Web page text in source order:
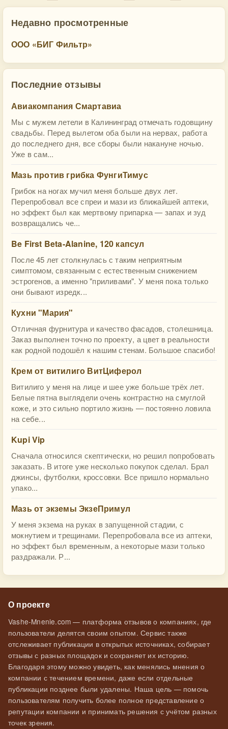
Недавно просмотренные
ООО «БИГ Фильтр»
Последние отзывы
Авиакомпания Смартавиа
Мы с мужем летели в Калининград отмечать годовщину
свадьбы. Перед вылетом оба были на нервах, работа
до последнего дня, все сборы были накануне ночью.
Уже в сам...
Мазь против грибка ФунгиТимус
Грибок на ногах мучил меня больше двух лет.
Перепробовал все спреи и мази из ближайшей аптеки,
но эффект был как мертвому припарка — запах и зуд
возвращались че...
Be First Beta-Alanine, 120 капсул
После 45 лет столкнулась с таким неприятным
симптомом, связанным с естественным снижением
эстрогенов, а именно "приливами". У меня пока только
они бывают изредк...
Кухни "Мария"
Отличная фурнитура и качество фасадов, столешница.
Заказ выполнен точно по проекту, а цвет в реальности
как родной подошёл к нашим стенам. Большое спасибо!
Крем от витилиго ВитЦиферол
Витилиго у меня на лице и шее уже больше трёх лет.
Белые пятна выглядели очень контрастно на смуглой
коже, и это сильно портило жизнь — постоянно ловила
на себе...
Kupi Vip
Сначала относился скептически, но решил попробовать
заказать. В итоге уже несколько покупок сделал. Брал
джинсы, футболки, кроссовки. Все пришло нормально
упако...
Мазь от экземы ЭкзеПримул
У меня экзема на руках в запущенной стадии, с
мокнутием и трещинами. Перепробовала все из аптеки,
но эффект был временным, а некоторые мази только
раздражали. Р...
О проекте
Vashe-Mnenie.com — платформа отзывов о компаниях, где
пользователи делятся своим опытом. Сервис также
отслеживает публикации в открытых источниках, собирает
отзывы с разных площадок и сохраняет их историю.
Благодаря этому можно увидеть, как менялись мнения о
компании с течением времени, даже если отдельные
публикации позднее были удалены. Наша цель — помочь
пользователям получить более полное представление о
репутации компании и принимать решения с учётом разных
точек зрения.